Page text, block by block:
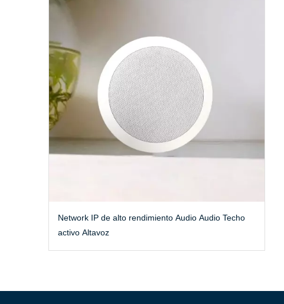
Network IP de alto rendimiento Audio Audio Techo
activo Altavoz